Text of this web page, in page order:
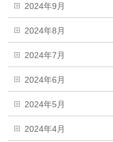
2024年9月
2024年8月
2024年7月
2024年6月
2024年5月
2024年4月